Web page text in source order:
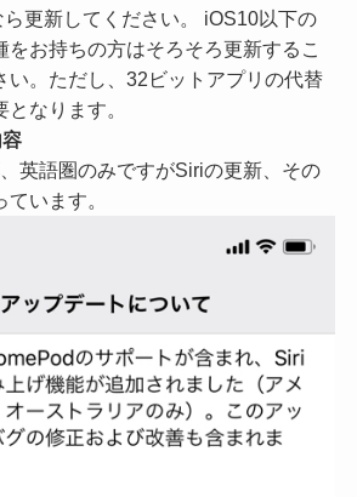
更新してください。 iOS10以下の
をお持ちの方はそろそろ更新するこ
い。ただし、32ビットアプリの代替
なります。
英語圏のみですがSiriの更新、その
います。